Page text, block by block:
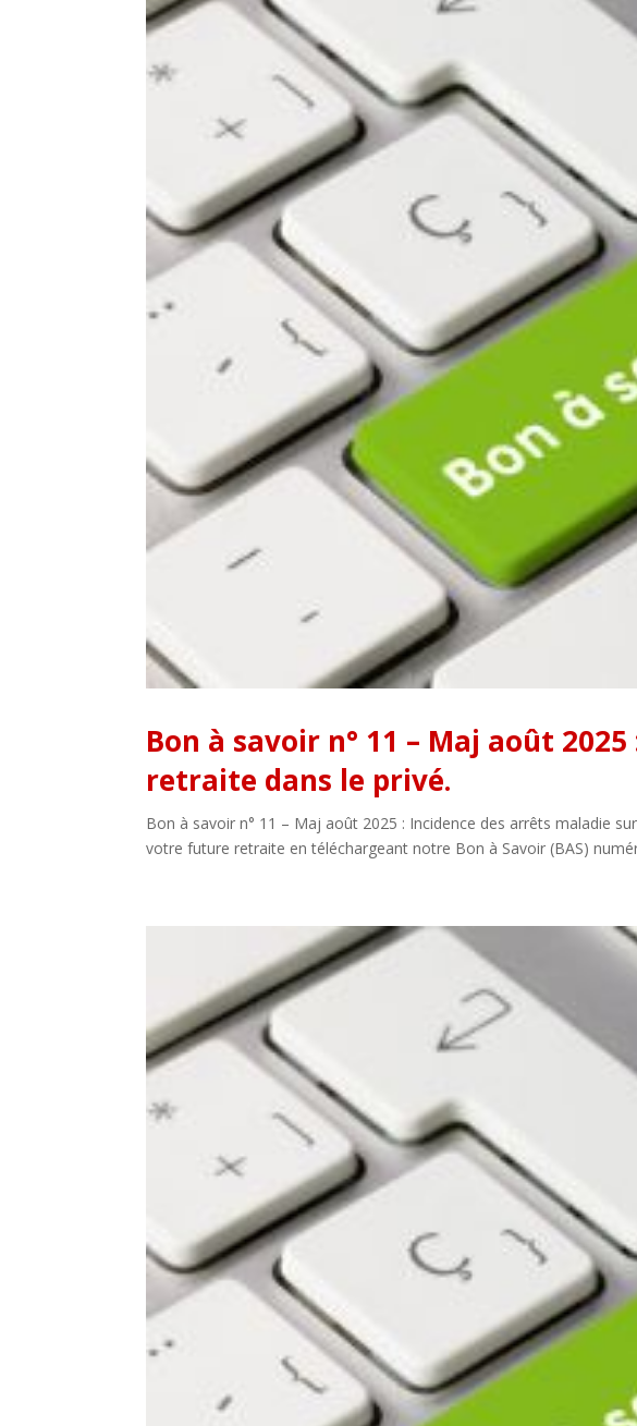
Bon à savoir n° 11 – Maj août
retraite dans le privé.
Bon à savoir n° 11 – Maj août 2025 : Incidence des arrêts maladie
votre future retraite en téléchargeant notre Bon à Savoir (BAS)